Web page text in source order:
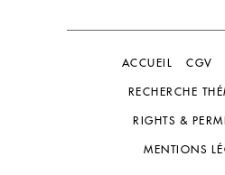
ACCUEIL CGV
RECHERCHE
RIGHTS &
MENTIONS